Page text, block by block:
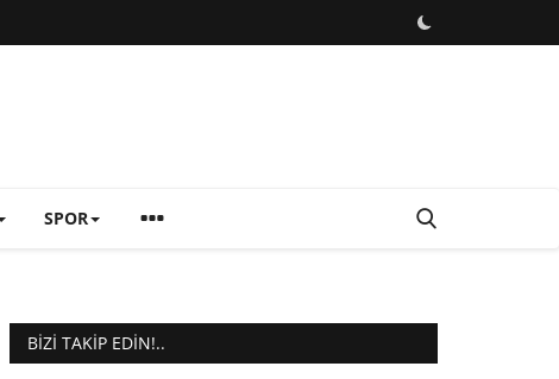
SPOR
BIZI TAKIP EDIN!..